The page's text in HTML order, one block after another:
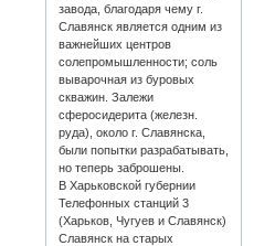
завода, благодаря чему г.
Славянск является одним из
важнейших центров
солепромышленности; соль
выварочная из буровых
скважин. Залежи
сферосидерита (железн.
руда), около г. Славянска,
были попытки разрабатывать,
но теперь заброшены.
В Харьковской губернии
Телефонных станций 3
(Харьков, Чугуев и Славянск)
Славянск на старых